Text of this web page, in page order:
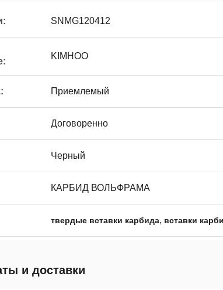
SNMG120412
KIMHOO
Приемлемый
Договоренно
Черный
КАРБИД ВОЛЬФРАМА
твердые вставки карбида, вставки
и доставки